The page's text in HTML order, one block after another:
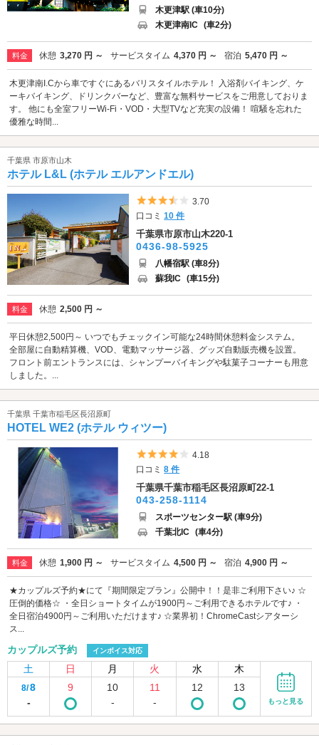
木更津駅 (車10分)
木更津南IC (車2分)
料金 休憩 3,270 円 ～ サービスタイム 4,370 円 ～ 宿泊 5,470 円 ～
木更津南I.Cから車ですぐにあるバリスタイルホテル！ 入浴剤バイキング、ケ
ーキバイキング、ドリンクバーなど、豊富な無料サービスをご用意しておりま
す。 他にも全室フリーWi-Fi・VOD・大型TVなど充実の設備！ 喧騒を忘れた
優雅な時間...
千葉県 市原市山木
ホテル L&L (ホテル エルアンドエル)
5つ星のうち3.5
3.70
口コミ10 件
千葉県市原市山木220-1
0436-98-5925
八幡宿駅 (車8分)
蘇我IC (車15分)
料金 休憩 2,500 円 ～
平日休憩2,500円～ いつでもチェックイン可能な24時間休憩料金システム。
全部屋に自動精算機、VOD、電動マッサージ器、グッズ自動販売機を設置。
フロント前エントランスには、シャンプーバイキングや駄菓子コーナーも用意
しました。...
千葉県 千葉市稲毛区長沼原町
HOTEL WE2 (ホテル ウィツー)
5つ星のうち4
4.18
口コミ8 件
千葉県千葉市稲毛区長沼原町22-1
043-258-1114
スポーツセンター駅 (車9分)
千葉北IC (車4分)
料金 休憩 1,900 円 ～ サービスタイム 4,500 円 ～ 宿泊 4,900 円 ～
★カップルズ予約★にて『期間限定プラン』公開中！！是非ご利用下さい♪ ☆
圧倒的価格☆ ・全日ショートタイムが1900円～ご利用できるホテルです♪ ・
全日宿泊4900円～ご利用いただけます♪ ☆業界初！ChromeCastシアターシ
ス...
カップルズ予約 インボイス対応
土 日 月 火 水 木
8/8
-
9
10
-
11
-
12 13
もっと見る